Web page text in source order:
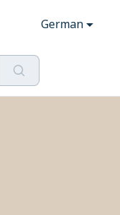
German